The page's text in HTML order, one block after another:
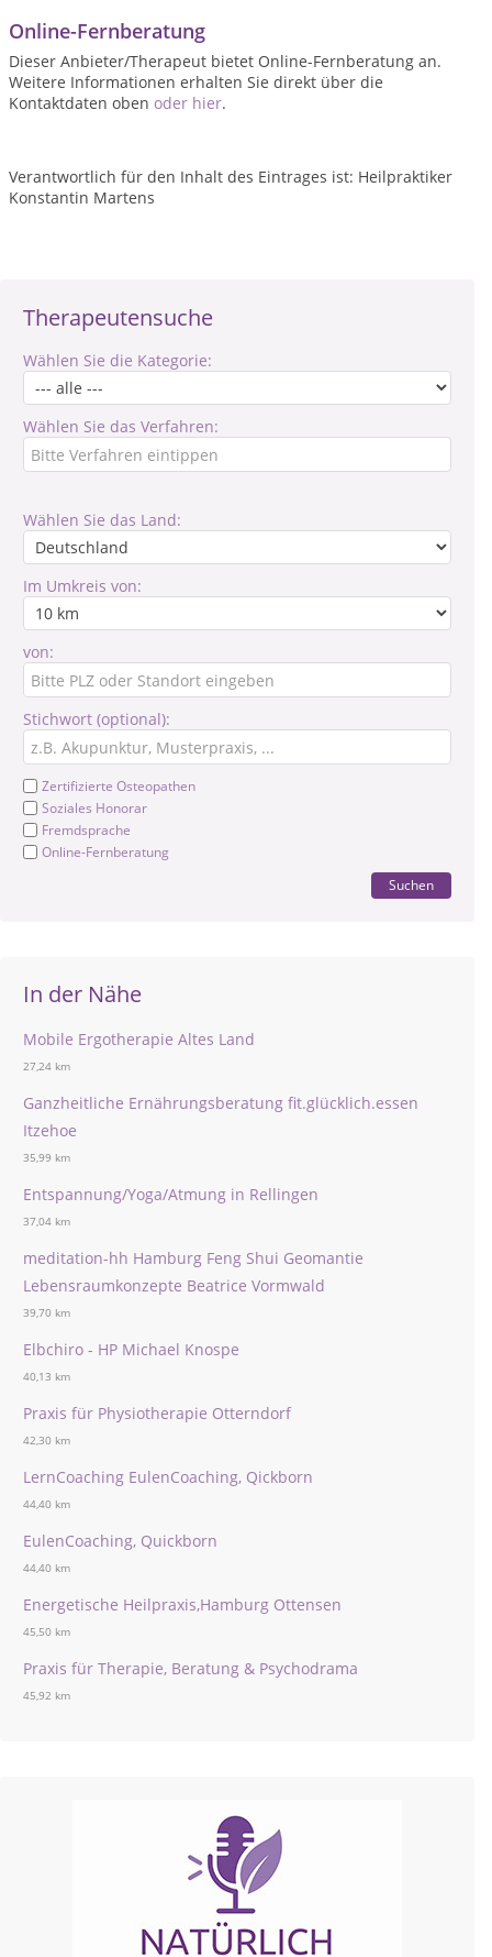
Therapeutensuche
Wählen Sie die Kategorie:
Wählen Sie das Verfahren:
Wählen Sie das Land:
Im Umkreis von:
von:
Stichwort (optional):
Zertifizierte Osteopathen
Soziales Honorar
Fremdsprache
Online-Fernberatung
Suchen
In der Nähe
Mobile Ergotherapie Altes Land
27,24 km
Ganzheitliche Ernährungsberatung fit.glücklich.essen
Itzehoe
35,99 km
Entspannung/Yoga/Atmung in Rellingen
37,04 km
meditation-hh Hamburg Feng Shui Geomantie
Lebensraumkonzepte Beatrice Vormwald
39,70 km
Elbchiro - HP Michael Knospe
40,13 km
Praxis für Physiotherapie Otterndorf
42,30 km
LernCoaching EulenCoaching, Qickborn
44,40 km
EulenCoaching, Quickborn
44,40 km
Energetische Heilpraxis,Hamburg Ottensen
45,50 km
Praxis für Therapie, Beratung & Psychodrama
45,92 km
Online-Fernberatung
Dieser Anbieter/Therapeut bietet Online-Fernberatung an.
Weitere Informationen erhalten Sie direkt über die
Kontaktdaten oben oder hier.
Verantwortlich für den Inhalt des Eintrages ist: Heilpraktiker
Konstantin Martens